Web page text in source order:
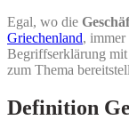
Egal, wo die
Griechenland, immer
Begriffserklärung
zum Thema
Definition